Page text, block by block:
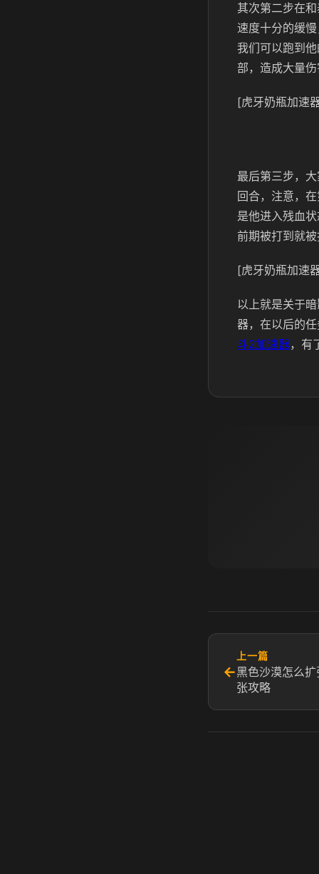
其次第二步在
速度十分的缓
我们可以跑到
部，造成大量伤
[虎牙奶瓶加速
最后第三步，
回合，注意，
是他进入残血
前期被打到就被
[虎牙奶瓶加速
以上就是关于
器，在以后的
斗2加速器，有
←
上一篇
黑色沙漠怎么
张攻略